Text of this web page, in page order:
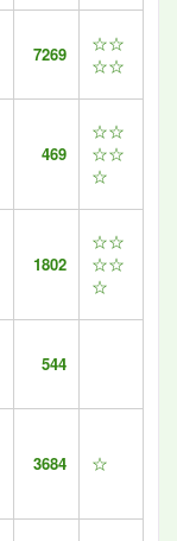
7269
☆☆
☆☆
469
☆☆
☆☆
☆
1802
☆☆
☆☆
☆
544
3684 ☆